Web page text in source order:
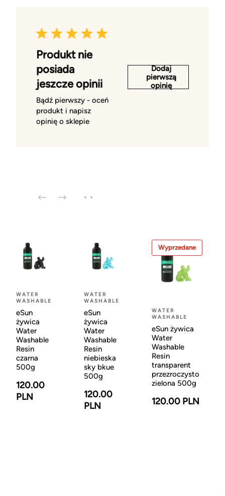
Produkt nie
posiada
jeszcze opinii
Bądź pierwszy - oceń
produkt i napisz
opinię o sklepie
Dodaj
pierwszą
opinię
WATER
WASHABLE
eSun
żywica
Water
Washable
Resin
czarna
500g
120.00
PLN
WATER
WASHABLE
eSun
żywica
Water
Washable
Resin
niebieska
sky bkue
500g
120.00
PLN
Wyprzedane
WATER
WASHABLE
eSun żywica
Water
Washable
Resin
transparent
przezroczysto
zielona 500g
120.00 PLN